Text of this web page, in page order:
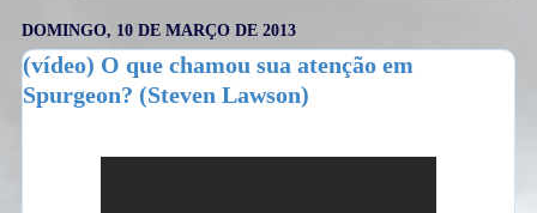
DOMINGO, 10 DE MARÇO DE 2013
(vídeo) O que chamou sua atenção em
Spurgeon? (Steven Lawson)